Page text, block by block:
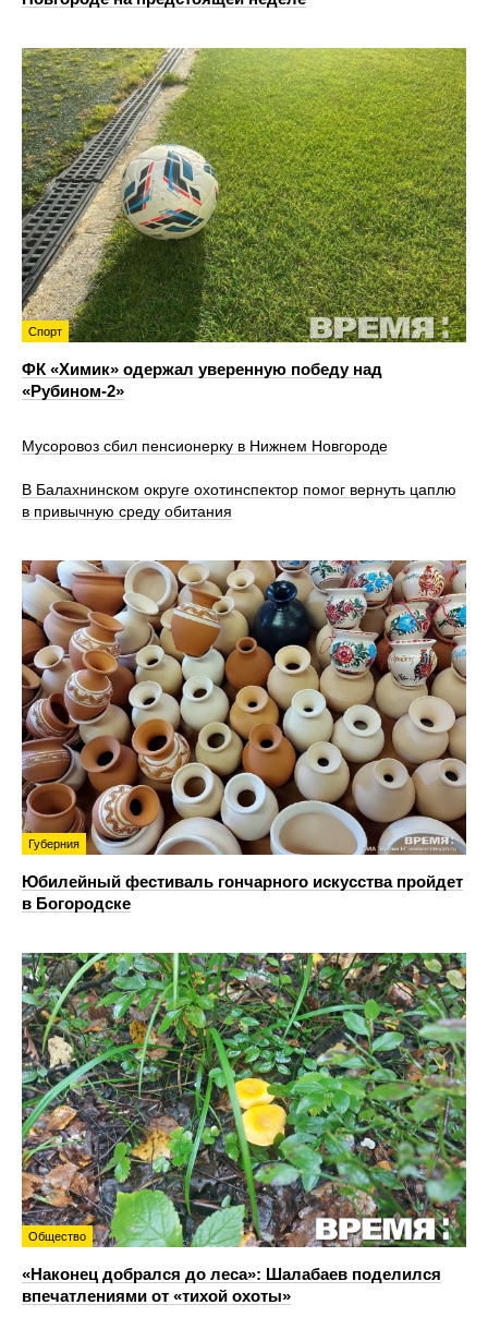
Спорт
ФК «Химик» одержал уверенную победу над
«Рубином‑2»
Мусоровоз сбил пенсионерку в Нижнем Новгороде
В Балахнинском округе охотинспектор помог вернуть цаплю
в привычную среду обитания
Губерния
Юбилейный фестиваль гончарного искусства пройдет
в Богородске
Общество
«Наконец добрался до леса»: Шалабаев поделился
впечатлениями от «тихой охоты»